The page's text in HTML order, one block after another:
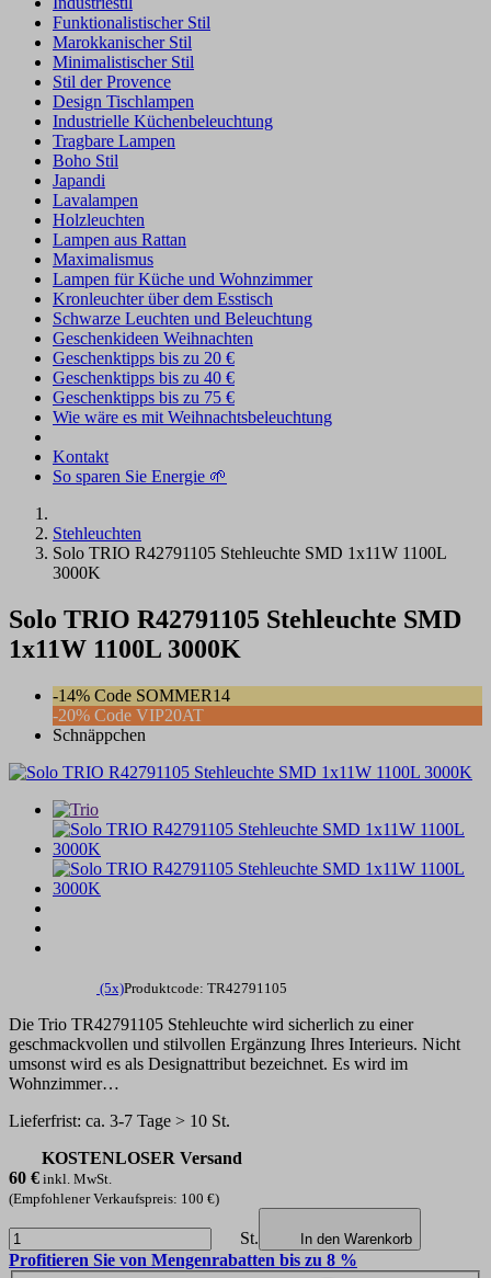
Funktionalistischer Stil
Marokkanischer Stil
Minimalistischer Stil
Stil der Provence
Design Tischlampen
Industrielle Küchenbeleuchtung
Tragbare Lampen
Boho Stil
Japandi
Lavalampen
Holzleuchten
Lampen aus Rattan
Maximalismus
Lampen für Küche und Wohnzimmer
Kronleuchter über dem Esstisch
Schwarze Leuchten und Beleuchtung
Geschenkideen Weihnachten
Geschenktipps bis zu 20 €
Geschenktipps bis zu 40 €
Geschenktipps bis zu 75 €
Wie wäre es mit Weihnachtsbeleuchtung
Kontakt
So sparen Sie Energie 🌱
Stehleuchten
Solo TRIO R42791105 Stehleuchte SMD 1x11W 1100L
3000K
Solo TRIO R42791105 Stehleuchte SMD
1x11W 1100L 3000K
-14% Code SOMMER14
-20% Code VIP20AT
Schnäppchen
(5x)Produktcode: TR42791105
Die Trio TR42791105 Stehleuchte wird sicherlich zu einer
geschmackvollen und stilvollen Ergänzung Ihres Interieurs. Nicht
umsonst wird es als Designattribut bezeichnet. Es wird im
Wohnzimmer…
Lieferfrist: ca. 3-7 Tage > 10 St.
KOSTENLOSER Versand
60 € inkl. MwSt.
(Empfohlener Verkaufspreis: 100 €)
St. In den Warenkorb
Profitieren Sie von Mengenrabatten bis zu 8 %